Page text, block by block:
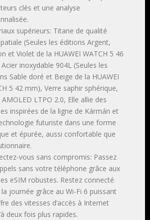
clés et une analyse
supérieurs: Titane de qualité
(Seules les éditions Argent,
et Violet de la HUAWEI WATCH 5 46
inoxydable 904L (Seules les
Sable doré et Beige de la HUAWEI
5 42 mm), Verre saphir sphérique,
AMOLED LTPO 2.0, Elle allie des
inspirées de la ligne de Kármán et
futuriste dans une forme
et épurée, aussi confortable que
vous sans compromis: Passez
sans votre téléphone grâce aux
eSIM robustes. Restez connecté
journée grâce au Wi-Fi 6 puissant
des vitesses d’accès à Internet
deux fois plus rapides.